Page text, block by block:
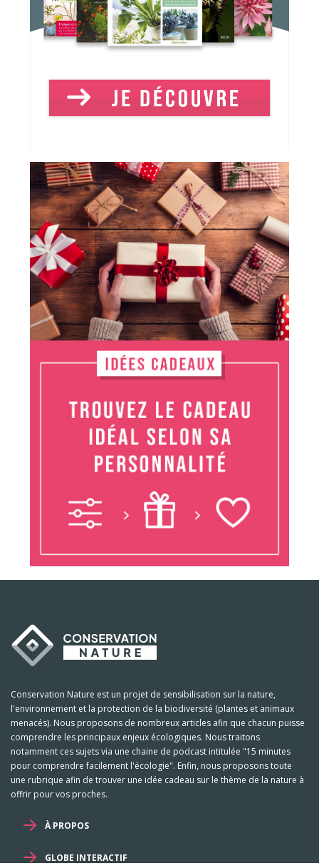
Conservation Nature est un projet de sensibilisation sur la nature,
l'environnement et la protection de la biodiversité (plantes et animaux
menacés). Nous proposons de nombreux articles afin que chacun puisse
comprendre les principaux enjeux écologiques. Nous traitons
notamment ces sujets via une chaine de podcast intitulée "15 minutes
pour comprendre facilement l'écologie". Enfin, nous proposons toute
une rubrique afin de trouver une idée cadeau sur le thème de la nature à
offrir pour vos proches.
À PROPOS
GLOBE INTERACTIF